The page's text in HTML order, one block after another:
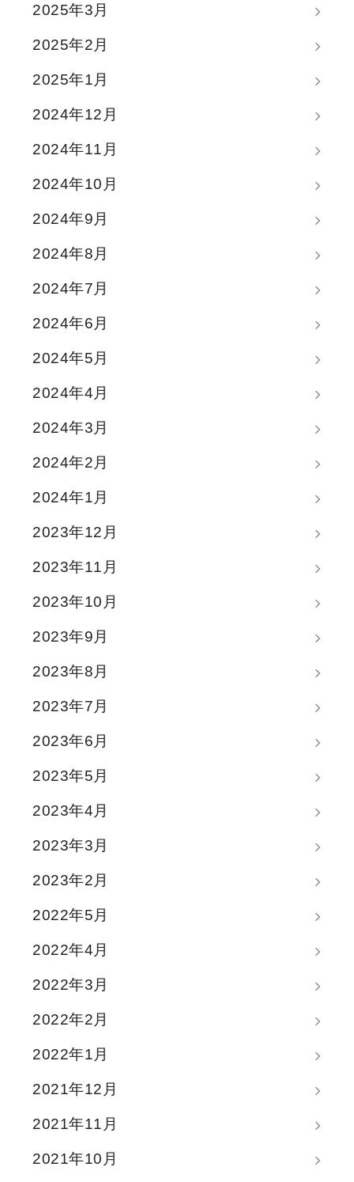
2025年3月
2025年2月
2025年1月
2024年12月
2024年11月
2024年10月
2024年9月
2024年8月
2024年7月
2024年6月
2024年5月
2024年4月
2024年3月
2024年2月
2024年1月
2023年12月
2023年11月
2023年10月
2023年9月
2023年8月
2023年7月
2023年6月
2023年5月
2023年4月
2023年3月
2023年2月
2022年5月
2022年4月
2022年3月
2022年2月
2022年1月
2021年12月
2021年11月
2021年10月